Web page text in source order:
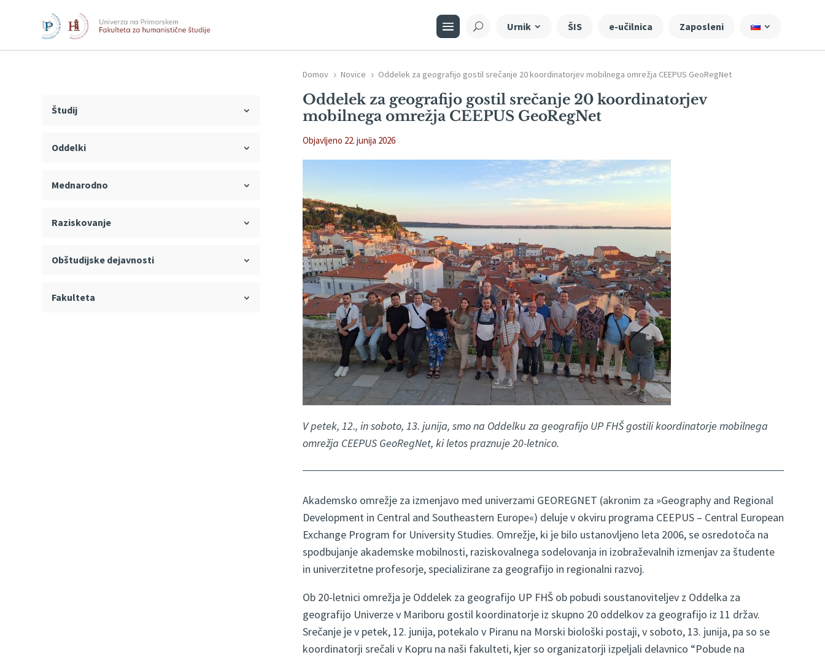
Urnik ŠIS e-učilnica Zaposleni
Domov 5 Novice 5 Oddelek za geografijo gostil srečanje 20 koordinatorjev mobilnega omrežja CEEPUS GeoRegNet
Študij
Oddelki
Mednarodno
Raziskovanje
Obštudijske dejavnosti
Fakulteta
Oddelek za geografijo gostil srečanje 20 koordinatorjev
mobilnega omrežja CEEPUS GeoRegNet
Objavljeno 22. junija 2026
V petek, 12., in soboto, 13. junija, smo na Oddelku za geografijo UP FHŠ gostili koordinatorje mobilnega
omrežja CEEPUS GeoRegNet, ki letos praznuje 20-letnico.
Akademsko omrežje za izmenjavo med univerzami GEOREGNET (akronim za »Geography and Regional
Development in Central and Southeastern Europe«) deluje v okviru programa CEEPUS – Central European
Exchange Program for University Studies. Omrežje, ki je bilo ustanovljeno leta 2006, se osredotoča na
spodbujanje akademske mobilnosti, raziskovalnega sodelovanja in izobraževalnih izmenjav za študente
in univerzitetne profesorje, specializirane za geografijo in regionalni razvoj.
Ob 20-letnici omrežja je Oddelek za geografijo UP FHŠ ob pobudi soustanoviteljev z Oddelka za
geografijo Univerze v Mariboru gostil koordinatorje iz skupno 20 oddelkov za geografijo iz 11 držav.
Srečanje je v petek, 12. junija, potekalo v Piranu na Morski biološki postaji, v soboto, 13. junija, pa so se
koordinatorji srečali v Kopru na naši fakulteti, kjer so organizatorji izpeljali delavnico “Pobude na